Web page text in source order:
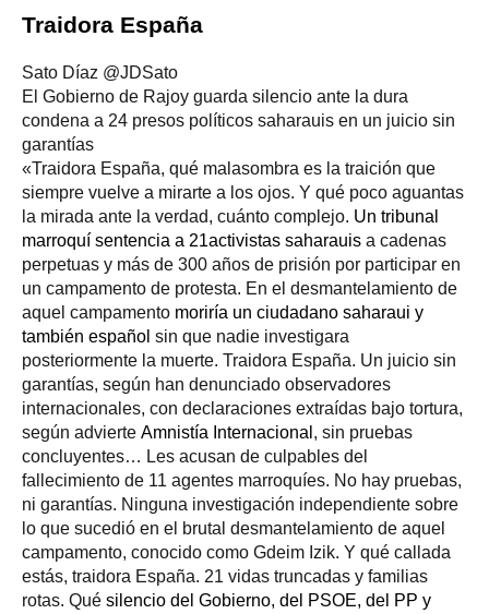
Traidora España
Sato Díaz​ @JDSato
El Gobierno de Rajoy guarda silencio ante la dura
condena a 24 presos políticos saharauis en un juicio sin
garantías
«Traidora España, qué malasombra es la traición que
siempre vuelve a mirarte a los ojos. Y qué poco aguantas
la mirada ante la verdad, cuánto complejo. Un tribunal
marroquí sentencia a 21activistas saharauis a cadenas
perpetuas y más de 300 años de prisión por participar en
un campamento de protesta. En el desmantelamiento de
aquel campamento moriría un ciudadano saharaui y
también español sin que nadie investigara
posteriormente la muerte. Traidora España. Un juicio sin
garantías, según han denunciado observadores
internacionales, con declaraciones extraídas bajo tortura,
según advierte Amnistía Internacional , sin pruebas
concluyentes… Les acusan de culpables del
fallecimiento de 11 agentes marroquíes. No hay pruebas,
ni garantías. Ninguna investigación independiente sobre
lo que sucedió en el brutal desmantelamiento de aquel
campamento, conocido como Gdeim Izik. Y qué callada
estás, traidora España. 21 vidas truncadas y familias
rotas. Qué silencio del Gobierno, del PSOE, del PP y